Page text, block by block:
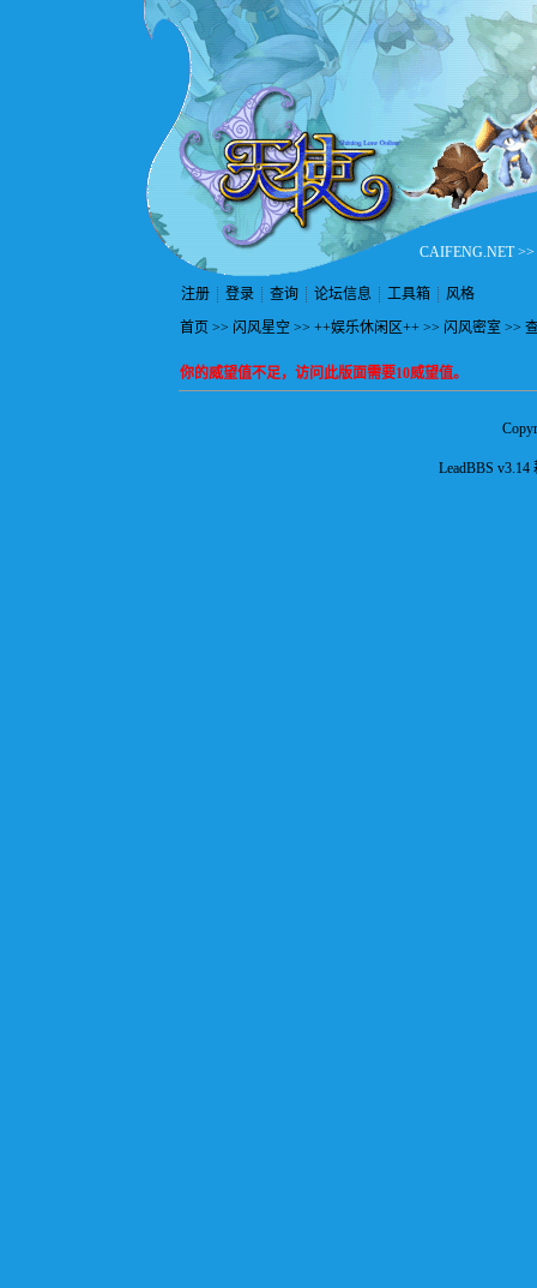
CAIFENG.NET>>
注册 登录 查询 论坛信息 工具箱
风格
首页 >> 闪风星空 >> ++娱乐休闲区++ >> 闪风密室 >>
你的威望值不足，访问此版面需要10威望值。
LeadBBS v3.14